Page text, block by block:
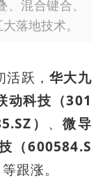
混合键合、
落地技术。
活跃，华大九
动科技（301
） 、微导
（600584.S
等跟涨。